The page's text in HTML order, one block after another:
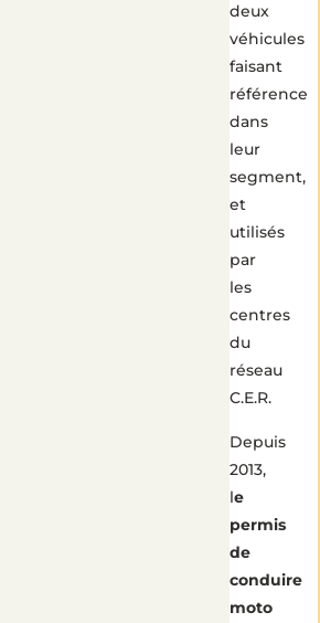
deux
véhicules
faisant
référence
dans
leur
segment,
et
utilisés
par
les
centres
du
réseau
C.E.R.
Depuis
2013,
le
permis
de
conduire
moto